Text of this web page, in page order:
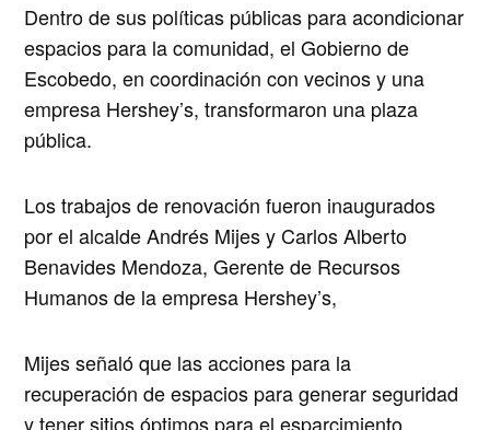
Dentro de sus políticas públicas para acondicionar
espacios para la comunidad, el Gobierno de
Escobedo, en coordinación con vecinos y una
empresa Hershey’s, transformaron una plaza
pública.
Los trabajos de renovación fueron inaugurados
por el alcalde Andrés Mijes y Carlos Alberto
Benavides Mendoza, Gerente de Recursos
Humanos de la empresa Hershey’s,
Mijes señaló que las acciones para la
recuperación de espacios para generar seguridad
y tener sitios óptimos para el esparcimiento